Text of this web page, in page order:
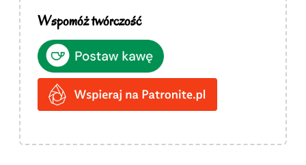
Wspomóż twórczość